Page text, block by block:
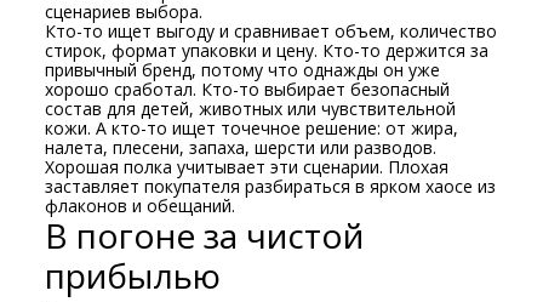
сценариев выбора.
Кто-то ищет выгоду и сравнивает объем, количество
стирок, формат упаковки и цену. Кто-то держится за
привычный бренд, потому что однажды он уже
хорошо сработал. Кто-то выбирает безопасный
состав для детей, животных или чувствительной
кожи. А кто-то ищет точечное решение: от жира,
налета, плесени, запаха, шерсти или разводов.
Хорошая полка учитывает эти сценарии. Плохая
заставляет покупателя разбираться в ярком хаосе из
флаконов и обещаний.
В погоне за чистой
прибылью